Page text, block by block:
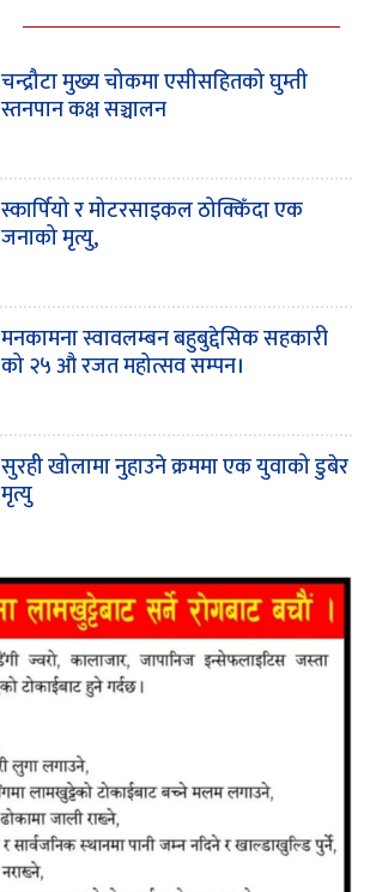
चन्द्रौटा मुख्य चोकमा एसीसहितको घुम्ती
स्तनपान कक्ष सञ्चालन
स्कार्पियो र मोटरसाइकल ठोक्किँदा एक
जनाको मृत्यु,
मनकामना स्वावलम्बन बहुबुद्देसिक सहकारी
को २५ औ रजत महोत्सव सम्पन।
सुरही खोलामा नुहाउने क्रममा एक युवाको डुबेर
मृत्यु